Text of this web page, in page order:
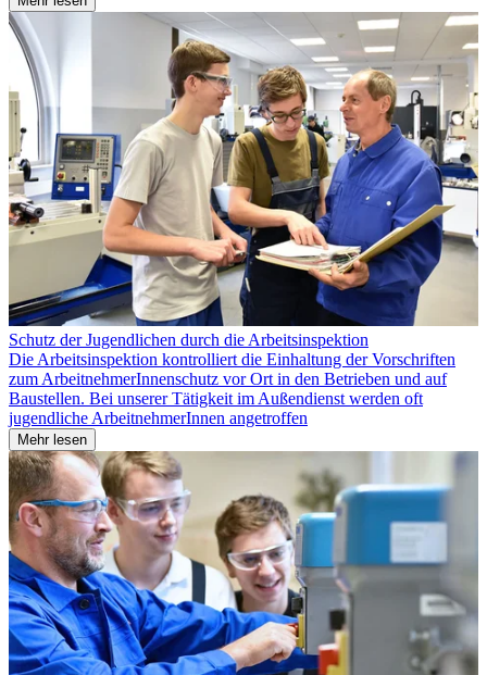
Schutz der Jugendlichen durch die Arbeitsinspektion
Die Arbeitsinspektion kontrolliert die Einhaltung der Vorschriften
zum ArbeitnehmerInnenschutz vor Ort in den Betrieben und auf
Baustellen. Bei unserer Tätigkeit im Außendienst werden oft
jugendliche ArbeitnehmerInnen angetroffen
Mehr lesen